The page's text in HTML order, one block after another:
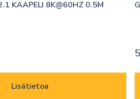
KAAPELI 8K@60HZ 0.5M
Lisätietoa